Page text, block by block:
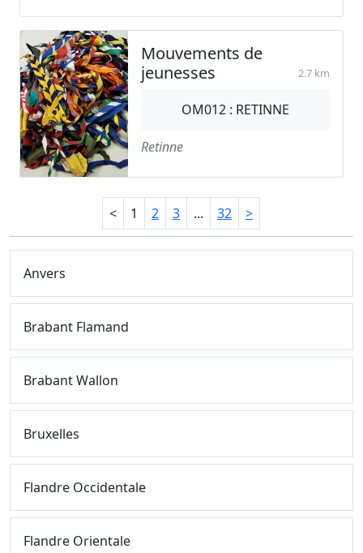
Mouvements de
jeunesses
2.7 km
OM012 : RETINNE
Retinne
< 1 2 3 ... 32 >
Anvers
Brabant Flamand
Brabant Wallon
Bruxelles
Flandre Occidentale
Flandre Orientale